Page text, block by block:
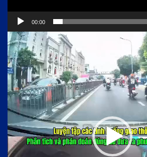
00:00
Trình
chơi
Video